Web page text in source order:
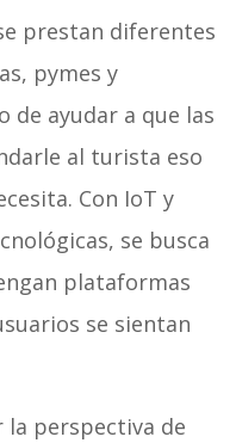
prestan diferentes
pymes y
de ayudar a que las
al turista eso
Con IoT y
se busca
plataformas
se sientan
la perspectiva de